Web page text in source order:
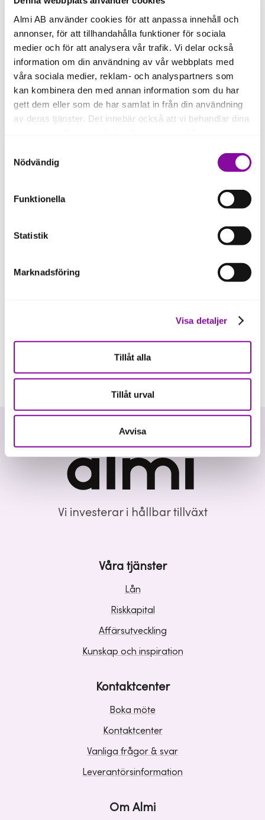
Almi AB använder cookies för att anpassa innehåll och
annonser, för att tillhandahålla funktioner för sociala
medier och för att analysera vår trafik. Vi delar också
information om din användning av vår webbplats med
våra sociala medier, reklam- och analyspartners som
kan kombinera den med annan information som du har
gett dem eller som de har samlat in från din användning
av deras tjänster. Det innebär också att vi behandlar dina
Om du klickar på avvisa kommer användning av kakor
eller delning av information enligt ovan, inte att ske,
förutom för kakor som är nödvändiga för att hemsidan
ska fungera se mer under inställningar.
Nödvändig
Funktionella
Statistik
Marknadsföring
Visa detaljer
Tillåt alla
Tillåt urval
Avvisa
Vilka säkerheter krävs för Exportlån från Almi?
Vid Exportlån tas vanligtvis företagsinteckning och en
begränsad personlig borgen som säkerhet. Säkerheterna
anpassas efter ditt företags situation och projektets
karaktär, och rådgivaren går igenom vad som är rimligt
utifrån din ansökan.
Hur lång är återbetalningstiden på Exportlån hos
Almi?
Exportlån har normalt en återbetalningstid på ungefär 2–
ditt företags situation.
Vi investerar i hållbar tillväxt
Våra tjänster
Lån
Riskkapital
Affärsutveckling
Kunskap och inspiration
Kontaktcenter
Boka möte
Kontaktcenter
Vanliga frågor & svar
Leverantörsinformation
Om Almi